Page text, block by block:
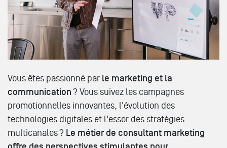
Vous êtes passionné par le marketing et la
communication ? Vous suivez les campagnes
promotionnelles innovantes, l'évolution des
technologies digitales et l'essor des stratégies
multicanales ? Le métier de consultant marketing